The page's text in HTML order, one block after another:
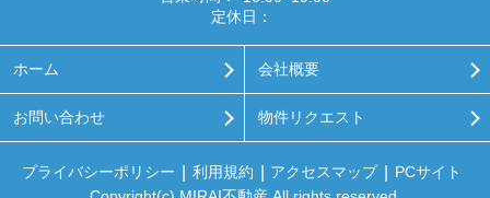
定休日：
ホーム 会社概要
お問い合わせ 物件リクエスト
プライバシーポリシー 利用規約 アクセスマップ
PCサイト